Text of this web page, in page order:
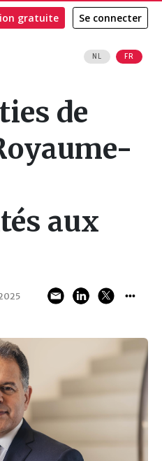
NL FR
gratuite Se connecter
de
aux